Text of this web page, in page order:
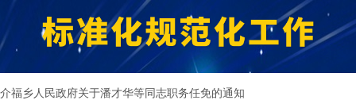
介福乡人民政府关于潘才华等同志职务任免的通知